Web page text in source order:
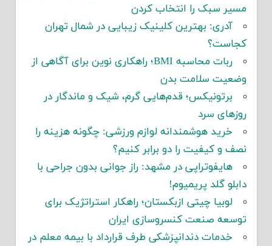
مسیر سبک را انتخاب کردن
آدری: بهترین کلینیک زیبایی در شمال تهران
کجاست؟
ربات محاسبه BMI؛ راهکاری نوین برای آگاهی از
وضعیت سلامت بدن
برتونیکس؛ قدم‌هایی گرم، شیک و ماندگار در
روزهای سرد
خرید هوشمندانه لوازم ورزشی: چگونه هزینه را
نصف و کیفیت را دو برابر کنیم؟
هایفوتراپی در مشهد: راز جوانی بدون جراحی با
دابلو گلد پریمیوم!
لوبیا چیتی ازبکستان؛ راهکار استراتژیک برای
توسعه صنعت کنسروسازی ایران
خدمات دندانپزشکی طرف قرارداد با بیمه معلم در